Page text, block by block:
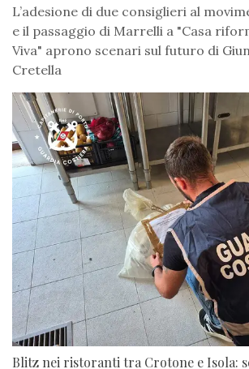
L’adesione di due consiglieri al
e il passaggio di Marrelli a "Casa
Viva" aprono scenari sul futuro di
Cretella
Blitz nei ristoranti tra Crotone e Isola: